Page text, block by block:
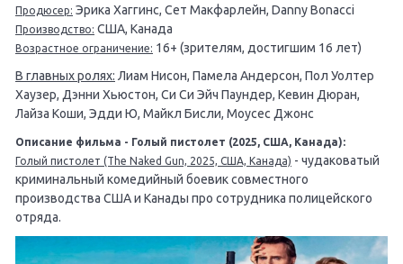
Продюсер: Эрика Хаггинс, Сет Макфарлейн, Danny Bonacci
Производство: США, Канада
Возрастное ограничение: 16+ (зрителям, достигшим 16 лет)
В главных ролях: Лиам Нисон, Памела Андерсон, Пол Уолтер
Хаузер, Дэнни Хьюстон, Си Си Эйч Паундер, Кевин Дюран,
Лайза Коши, Эдди Ю, Майкл Бисли, Моусес Джонс
Описание фильма - Голый пистолет (2025, США, Канада):
Голый пистолет (The Naked Gun, 2025, США, Канада) - чудаковатый
криминальный комедийный боевик совместного
производства США и Канады про сотрудника полицейского
отряда.